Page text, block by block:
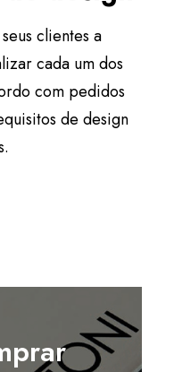
clientes a
cada um dos
com pedidos
de design